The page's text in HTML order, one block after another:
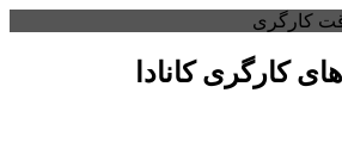
کارگری کانادا